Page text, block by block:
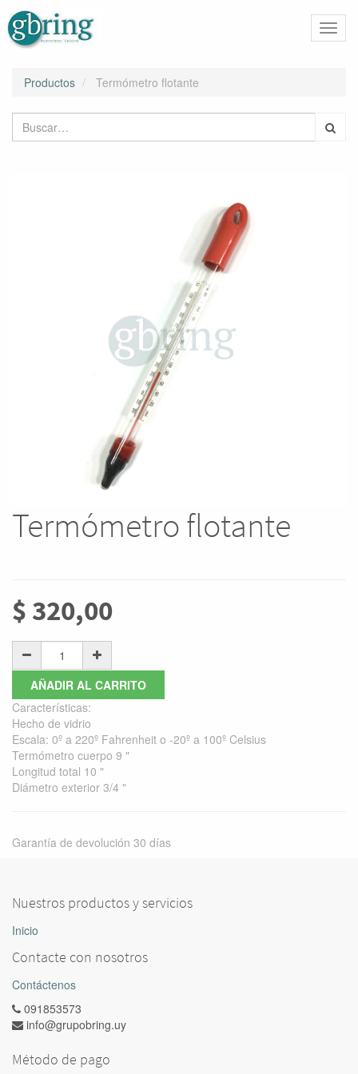
Productos Termómetro flotante
Termómetro flotante
$ 320,00
AÑADIR AL CARRITO
Características:
Hecho de vidrio
Escala: 0º a 220º Fahrenheit o -20º a 100º Celsius
Termómetro cuerpo 9 "
Longitud total 10 "
Diámetro exterior 3/4 "
Garantía de devolución 30 días
Nuestros productos y servicios
Inicio
Contacte con nosotros
Contáctenos
091853573
info@grupobring.uy
Método de pago